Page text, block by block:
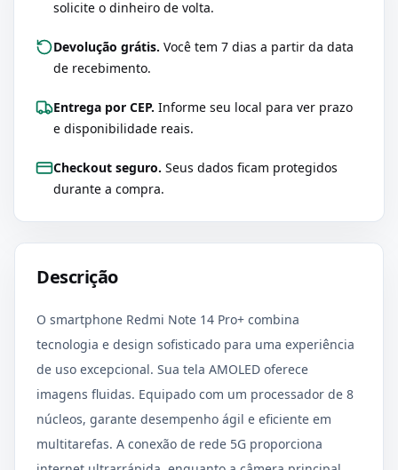
solicite o dinheiro de volta.
Devolução grátis. Você tem 7 dias a partir da data
de recebimento.
Entrega por CEP. Informe seu local para ver prazo
e disponibilidade reais.
Checkout seguro. Seus dados ficam protegidos
durante a compra.
Descrição
O smartphone Redmi Note 14 Pro+ combina
tecnologia e design sofisticado para uma experiência
de uso excepcional. Sua tela AMOLED oferece
imagens fluidas. Equipado com um processador de 8
núcleos, garante desempenho ágil e eficiente em
multitarefas. A conexão de rede 5G proporciona